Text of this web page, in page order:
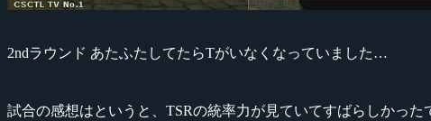
2ndラウンド あたふたしてたらTがいなくなっていました…
試合の感想はというと、TSRの統率力が見ていてすばらしかった